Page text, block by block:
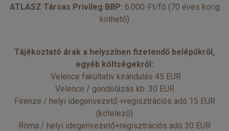
ATLASZ Társas Privileg BBP: 6.000-Ft/fő (70 éves korig
köthető)
Tájékoztató árak a helyszínen fizetendő belépőkről,
egyéb költségekről:
Velence fakultatív kirándulás 45 EUR
Velence / gondolázás kb. 30 EUR
Firenze / helyi idegenvezető +regisztrációs adó 15 EUR
(kötelező)
Róma / helyi idegenvezető+regisztrációs adó 30 EUR